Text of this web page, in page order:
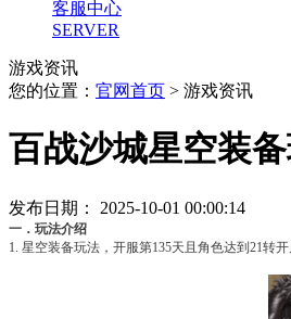
客服中心
SERVER
游戏资讯
您的位置： 官网首页 > 游戏资讯
百战沙城星空装
发布日期： 2025-10-01 00:00:14
一．玩法介绍
1. 星空装备玩法，开服第135天且角色达到21转